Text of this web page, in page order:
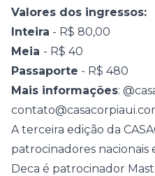
Valores dos ingressos:
Inteira - R$ 80,00
Meia - R$ 40
Passaporte - R$ 480
Mais informações:
A terceira edição da
patrocinadores nacionais
Deca é patrocinador